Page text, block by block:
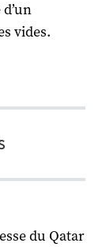
vides.
du Qatar